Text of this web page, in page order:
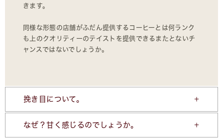
きます。
同様な形態の店舗がふだん提供するコーヒーとは何ランク
も上のクオリティーのテイストを提供できるまたとないチ
ャンスではないでしょうか。
挽き目について。
なぜ？甘く感じるのでしょうか。